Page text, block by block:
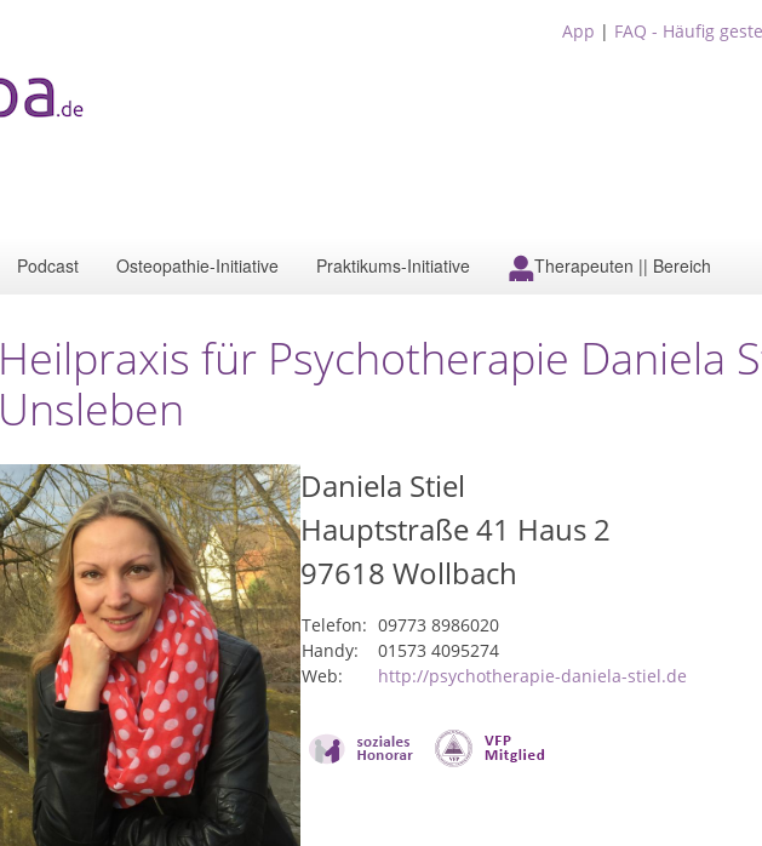
App | FAQ - Häufig
Podcast Osteopathie-Initiative Praktikums-Initiative Therapeuten || Bereich
Heilpraxis für Psychotherapie Daniela
Unsleben
Daniela Stiel
Hauptstraße 41 Haus 2
97618 Wollbach
Telefon: 09773 8986020
Handy:
01573 4095274
Web:
http://psychotherapie-daniela-stiel.de